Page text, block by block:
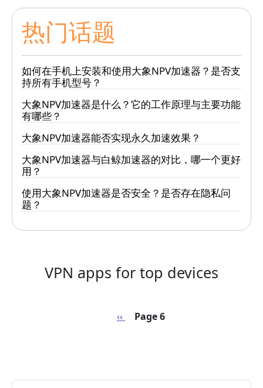
VPN apps for top devices
Previous page
‹‹ Page 6
热门话题
如何在手机上安装和使用大象NPV加速器？是否支
持所有手机型号？
大象NPV加速器是什么？它的工作原理与主要功能
有哪些？
大象NPV加速器能否实现永久加速效果？
大象NPV加速器与白鲸加速器的对比，哪一个更好
用？
使用大象NPV加速器是否安全？是否存在隐私问
题？